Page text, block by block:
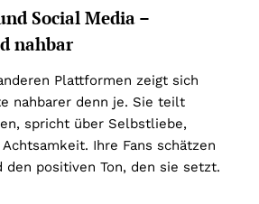
Social Media –
nahbar
Plattformen zeigt sich
nahbarer denn je. Sie teilt
spricht über Selbstliebe,
Ihre Fans schätzen
positiven Ton, den sie setzt.